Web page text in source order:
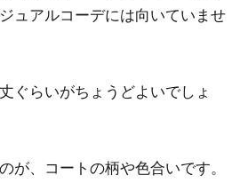
わない夏のジャケット。暑さのせいにして
ュアルコーデには向いていませ
ぐらいがちょうどよいでしょ
が、コートの柄や色合いです。